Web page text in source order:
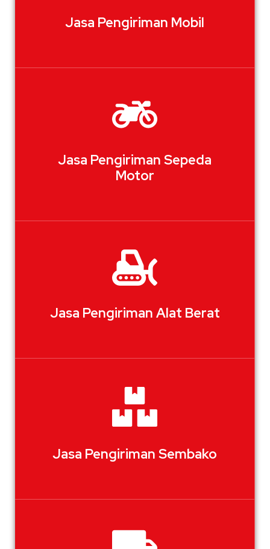
Jasa Pengiriman Mobil
Jasa Pengiriman Sepeda
Motor
Jasa Pengiriman Alat Berat
Jasa Pengiriman Sembako